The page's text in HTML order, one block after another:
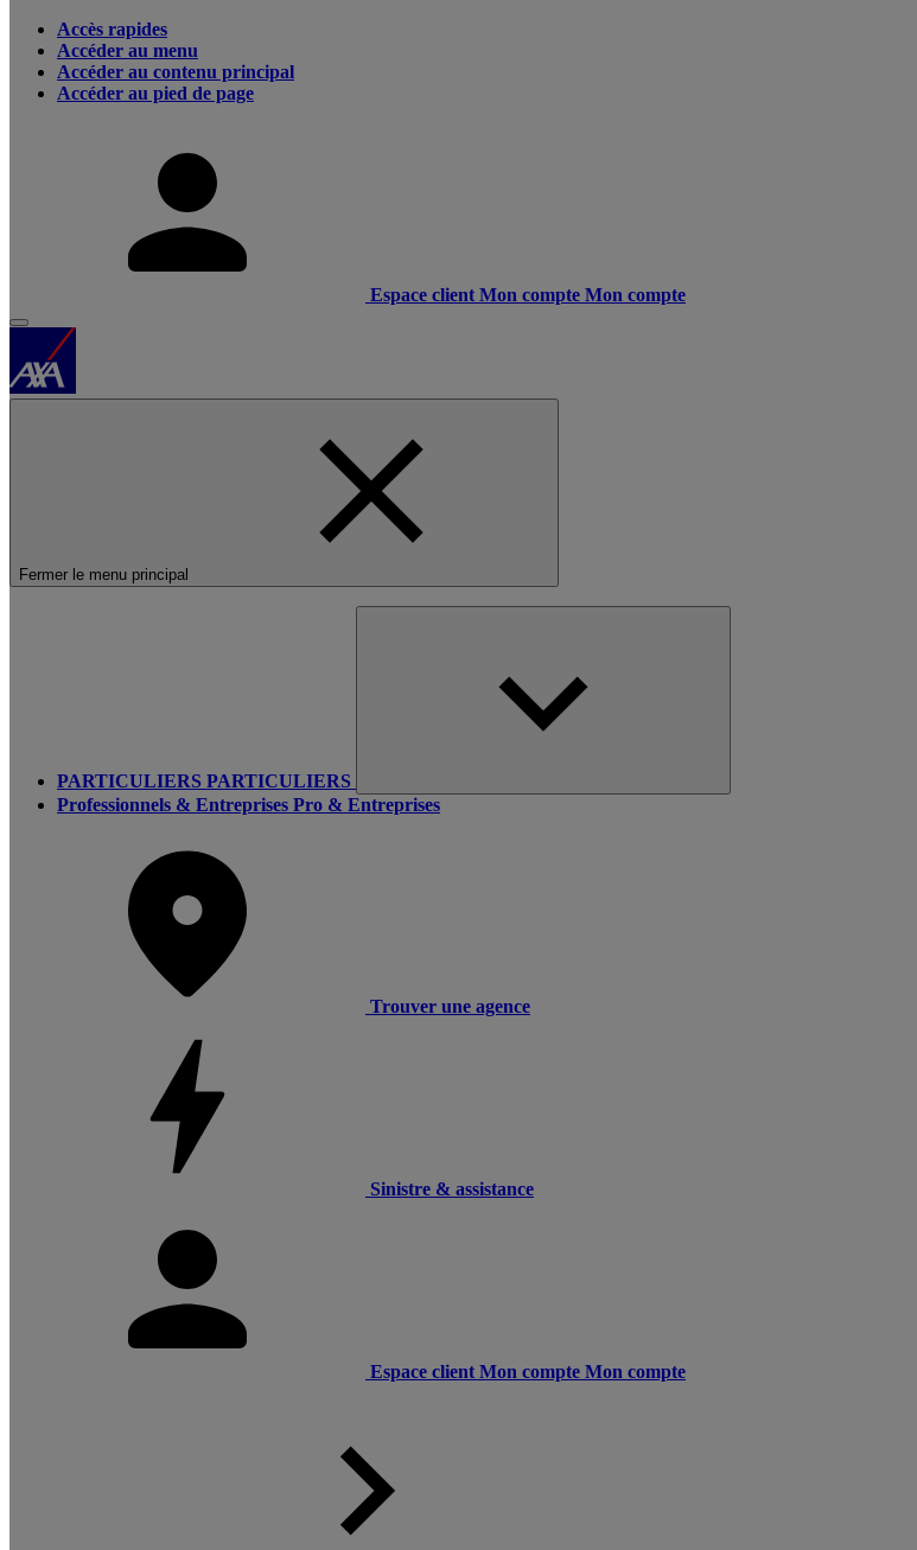
Accès rapides
Accéder au menu
Accéder au contenu principal
Accéder au pied de page
Espace client Mon compte Mon compte
Fermer le menu principal
PARTICULIERS PARTICULIERS
Professionnels & Entreprises Pro & Entreprises
Trouver une agence
Sinistre & assistance
Espace client Mon compte Mon compte